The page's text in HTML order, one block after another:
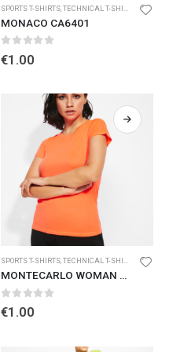
SPORTS T-SHIRTS TECHNICAL T-SHIRTS AND POLO SHIRTS
MONACO CA6401
0 out of 5
€1.00
SPORTS T-SHIRTS,TECHNICAL T-SHIRTS AND POLO SHIRTS
MONTECARLO WOMAN CA0423
0out of 5
€1.00